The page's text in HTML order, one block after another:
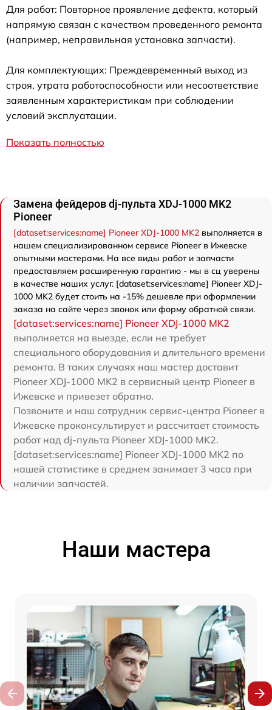
Для работ: Повторное проявление дефекта, который
напрямую связан с качеством проведенного ремонта
(например, неправильная установка запчасти).
Для комплектующих: Преждевременный выход из
строя, утрата работоспособности или несоответствие
заявленным характеристикам при соблюдении
условий эксплуатации.
Показать полностью
Замена фейдеров dj-пульта XDJ-1000 MK2
Pioneer
[dataset:services:name] Pioneer XDJ-1000 MK2 выполняется в
нашем специализированном сервисе Pioneer в Ижевске
опытными мастерами. На все виды работ и запчасти
предоставляем расширенную гарантию - мы в сц уверены
в качестве наших услуг. [dataset:services:name] Pioneer XDJ-
1000 MK2 будет стоить на -15% дешевле при оформлении
заказа на сайте через звонок или форму обратной связи.
[dataset:services:name] Pioneer XDJ-1000 MK2
выполняется на выезде, если не требует
специального оборудования и длительного времени
ремонта. В таких случаях наш мастер доставит
Pioneer XDJ-1000 MK2 в сервисный центр Pioneer в
Ижевске и привезет обратно.
Позвоните и наш сотрудник сервис-центра Pioneer в
Ижевске проконсультирует и рассчитает стоимость
работ над dj-пульта Pioneer XDJ-1000 MK2.
[dataset:services:name] Pioneer XDJ-1000 MK2 по
нашей статистике в среднем занимает 3 часа при
наличии запчастей.
Наши мастера